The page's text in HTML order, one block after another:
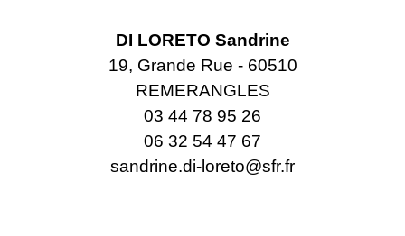
DI LORETO Sandrine
19, Grande Rue - 60510
REMERANGLES
03 44 78 95 26
06 32 54 47 67
sandrine.di-loreto@sfr.fr